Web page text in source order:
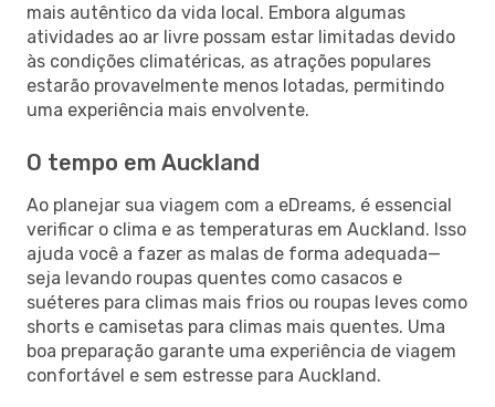
mais autêntico da vida local. Embora algumas
atividades ao ar livre possam estar limitadas devido
às condições climatéricas, as atrações populares
estarão provavelmente menos lotadas, permitindo
uma experiência mais envolvente.
O tempo em Auckland
Ao planejar sua viagem com a eDreams, é essencial
verificar o clima e as temperaturas em Auckland. Isso
ajuda você a fazer as malas de forma adequada—
seja levando roupas quentes como casacos e
suéteres para climas mais frios ou roupas leves como
shorts e camisetas para climas mais quentes. Uma
boa preparação garante uma experiência de viagem
confortável e sem estresse para Auckland.